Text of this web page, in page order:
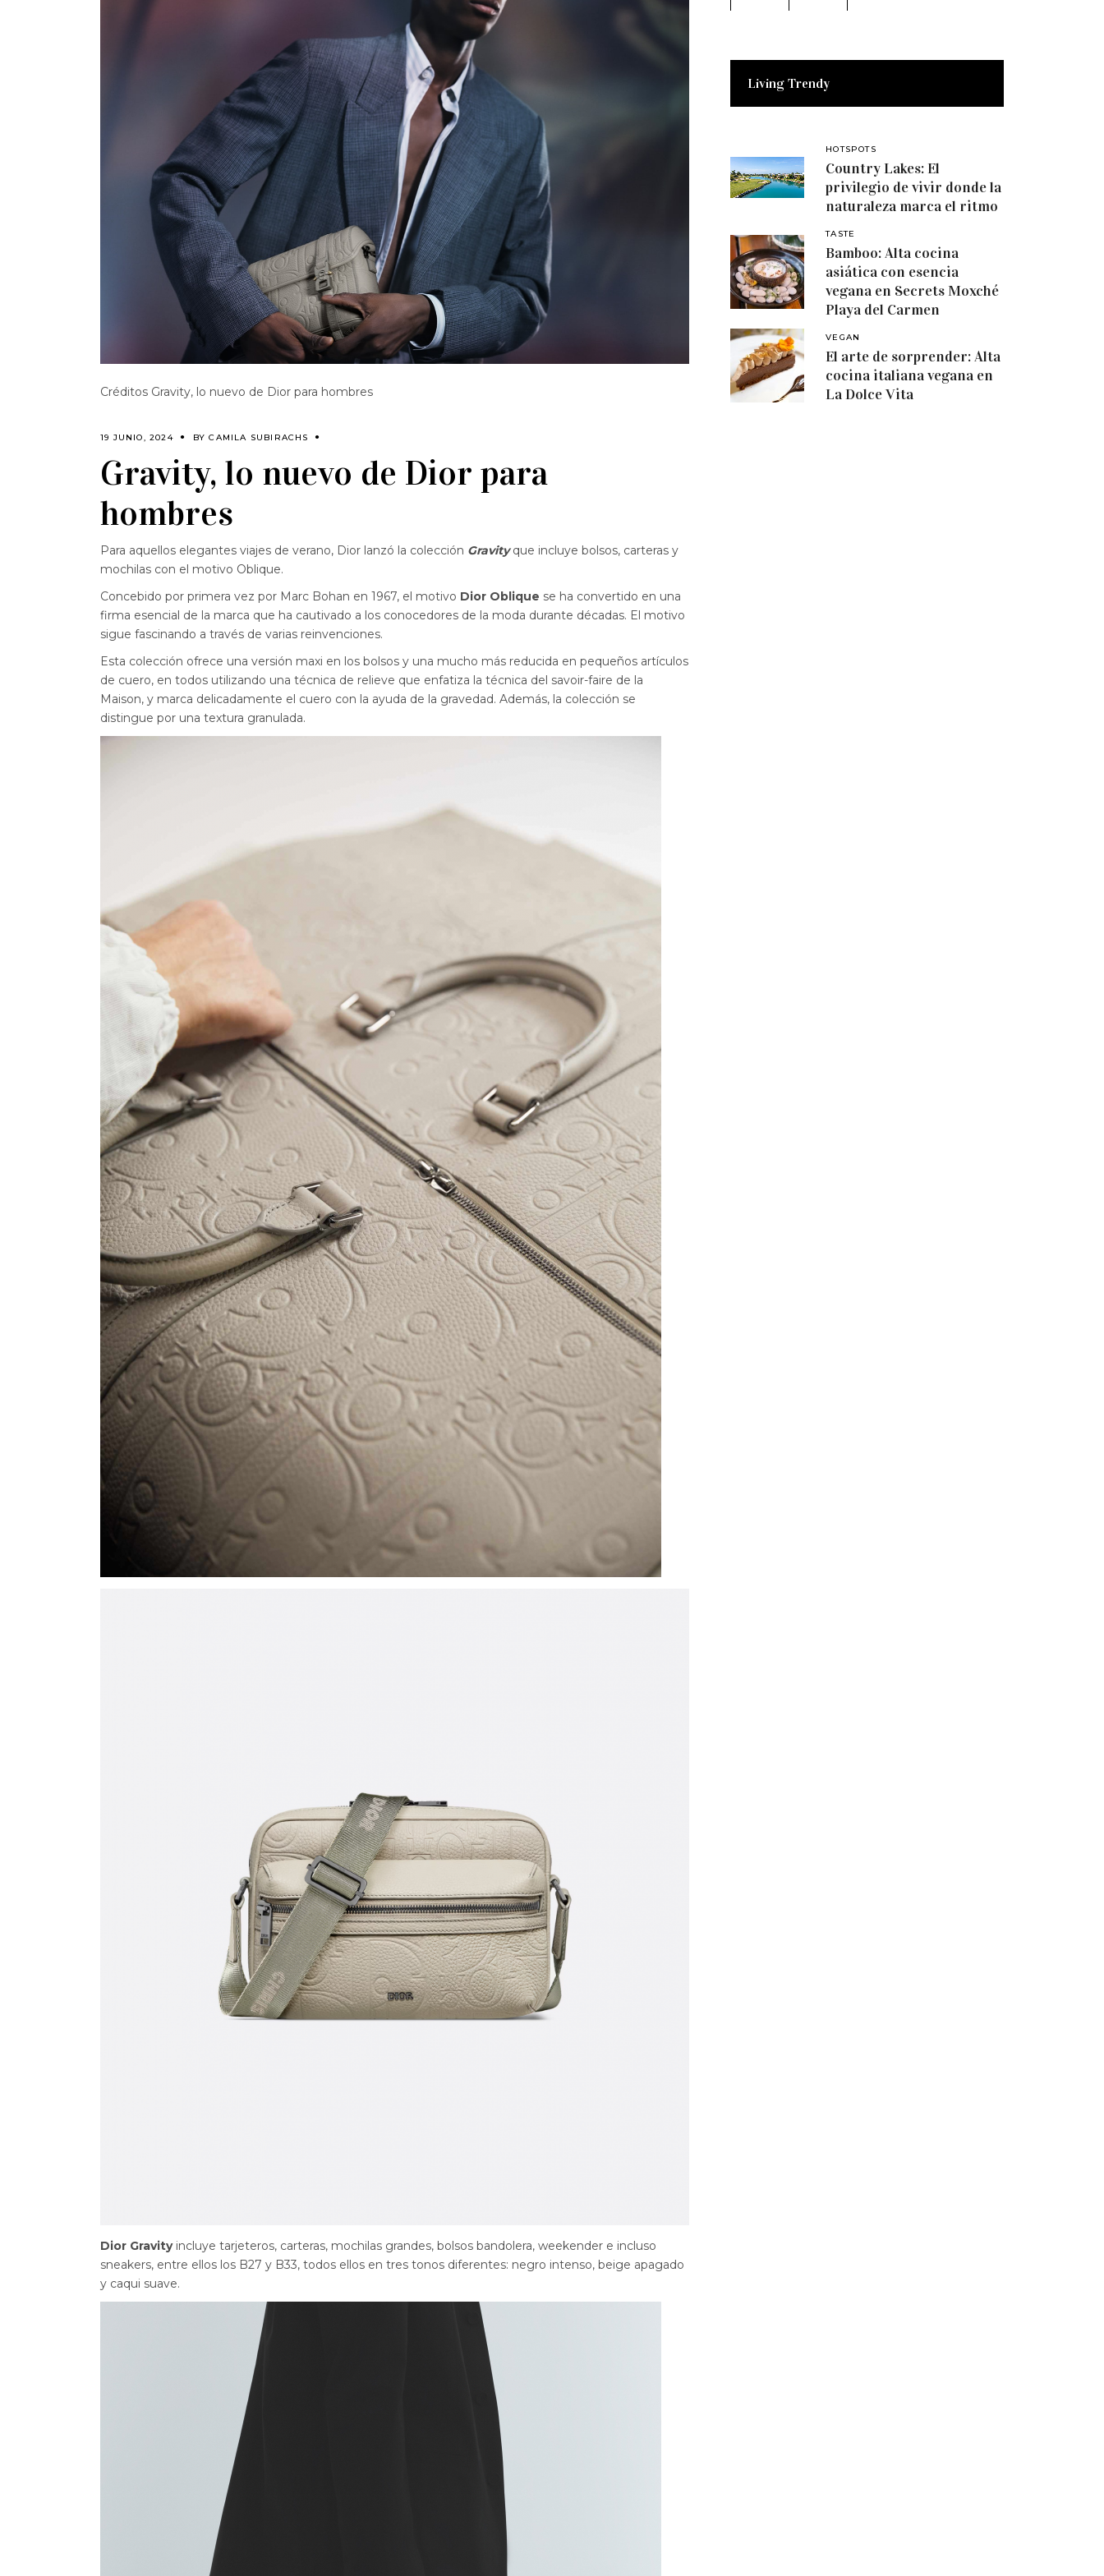
Créditos Gravity, lo nuevo de Dior para hombres
19 JUNIO, 2024 BYCAMILA SUBIRACHS
Gravity, lo nuevo de Dior para
hombres
Para aquellos elegantes viajes de verano, Dior lanzó la colección Gravityque incluye bolsos, carteras y
mochilas con el motivo Oblique.
Concebido por primera vez por Marc Bohan en 1967, el motivo Dior Oblique se ha convertido en una
firma esencial de la marca que ha cautivado a los conocedores de la moda durante décadas. El motivo
sigue fascinando a través de varias reinvenciones.
Esta colección ofrece una versión maxi en los bolsos y una mucho más reducida en pequeños artículos
de cuero, en todos utilizando una técnica de relieve que enfatiza la técnica del savoir-faire de la
Maison, y marca delicadamente el cuero con la ayuda de la gravedad. Además, la colección se
distingue por una textura granulada.
Dior Gravityincluye tarjeteros, carteras, mochilas grandes, bolsos bandolera, weekender e incluso
sneakers, entre ellos los B27 y B33, todos ellos en tres tonos diferentes: negro intenso, beige apagado
y caqui suave.
Living Trendy
HOTSPOTS
Country Lakes: El
privilegio de vivir donde la
naturaleza marca el ritmo
TASTE
Bamboo: Alta cocina
asiática con esencia
vegana en Secrets Moxché
Playa del Carmen
VEGAN
El arte de sorprender: Alta
cocina italiana vegana en
La Dolce Vita